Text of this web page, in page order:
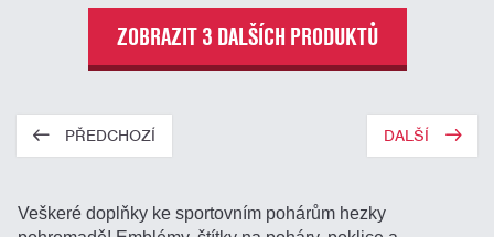
ZOBRAZIT 3 DALŠÍCH PRODUKTŮ
PŘEDCHOZÍ DALŠÍ
Veškeré doplňky ke sportovním pohárům hezky